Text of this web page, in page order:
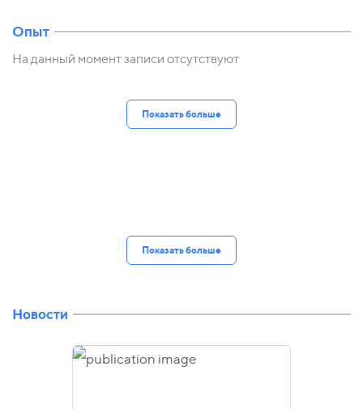
Опыт
На данный момент записи отсутствуют
Показать больше
Показать больше
Новости